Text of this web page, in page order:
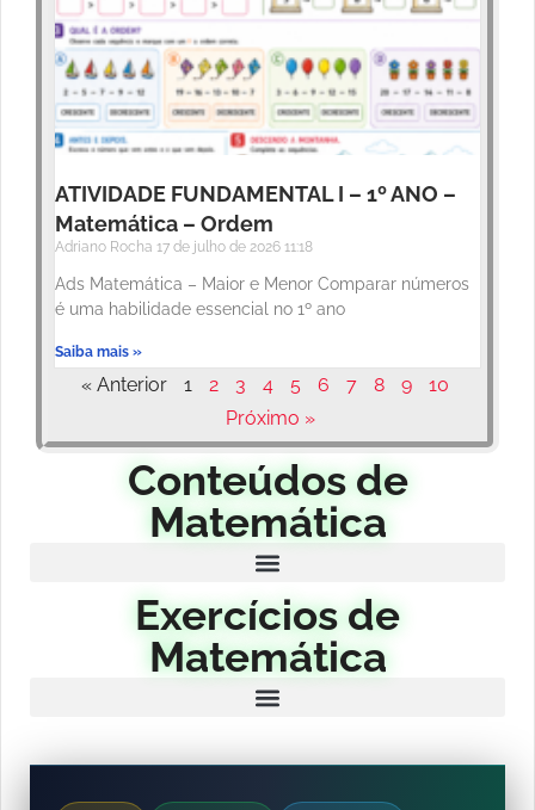
ATIVIDADE FUNDAMENTAL I – 1º ANO –
Matemática – Ordem
Adriano Rocha 17 de julho de 2026 11:18
Ads Matemática – Maior e Menor Comparar números
é uma habilidade essencial no 1º ano
Saiba mais »
« Anterior 1 2 3 4 5 6 7 8 9
10
Próximo »
Conteúdos de
Matemática
Exercícios de
Matemática